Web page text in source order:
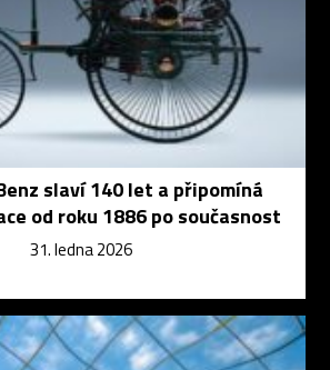
slaví 140 let a připomíná
od roku 1886 po současnost
31. ledna 2026